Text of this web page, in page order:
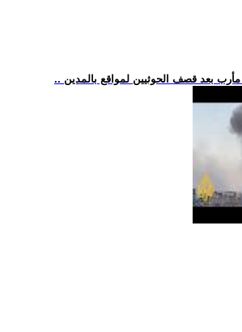
مأرب بعد قصف الحوثيين لمواقع بالمدين